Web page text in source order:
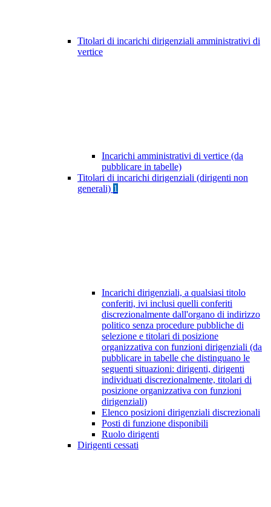
Titolari di incarichi dirigenziali amministrativi di
vertice
Incarichi amministrativi di vertice (da
pubblicare in tabelle)
Titolari di incarichi dirigenziali (dirigenti non
generali) 1
Incarichi dirigenziali, a qualsiasi titolo
conferiti, ivi inclusi quelli conferiti
discrezionalmente dall'organo di indirizzo
politico senza procedure pubbliche di
selezione e titolari di posizione
organizzativa con funzioni dirigenziali (da
pubblicare in tabelle che distinguano le
seguenti situazioni: dirigenti, dirigenti
individuati discrezionalmente, titolari di
posizione organizzativa con funzioni
dirigenziali)
Elenco posizioni dirigenziali discrezionali
Posti di funzione disponibili
Ruolo dirigenti
Dirigenti cessati